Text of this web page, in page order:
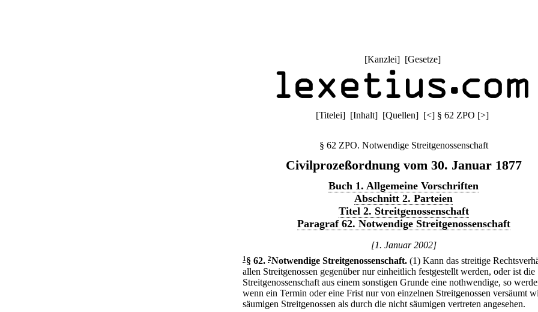
[Kanzlei] [Gesetze]
[Titelei] [Inhalt] [Quellen] [<] § 62 ZPO [>]
§ 62 ZPO. Notwendige Streitgenossenschaft
Civilprozeßordnung vom 30. Januar 1877
Buch 1. Allgemeine Vorschriften
Abschnitt 2. Parteien
Titel 2. Streitgenossenschaft
Paragraf 62. Notwendige Streitgenossenschaft
[1. Januar 2002]
1 § 62. 2Notwendige Streitgenossenschaft. (1) Kann das streitige
allen Streitgenossen gegenüber nur einheitlich festgestellt werden, oder ist die
Streitgenossenschaft aus einem sonstigen Grunde eine nothwendige, so
wenn ein Termin oder eine Frist nur von einzelnen Streitgenossen versäumt
säumigen Streitgenossen als durch die nicht säumigen vertreten angesehen.